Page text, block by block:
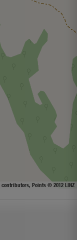
contributors, Points © 2012 LINZ